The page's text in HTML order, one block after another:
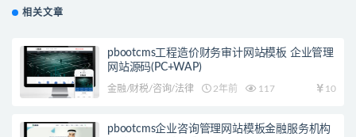
相关文章
pbootcms工程造价财务审计网站模板 企业管理
网站源码(PC+WAP)
金融/财税/咨询/法律 2年前 117 10
pbootcms企业咨询管理网站模板金融服务机构